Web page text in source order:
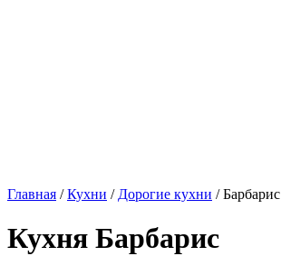
Главная /Кухни / Дорогие кухни / Барбарис
Кухня Барбарис